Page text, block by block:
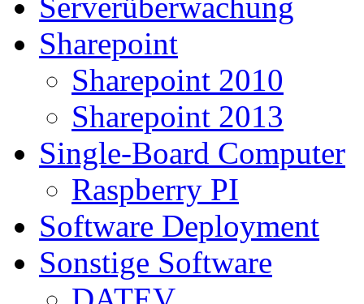
Sharepoint
Sharepoint 2010
Sharepoint 2013
Single-Board Computer
Raspberry PI
Software Deployment
Sonstige Software